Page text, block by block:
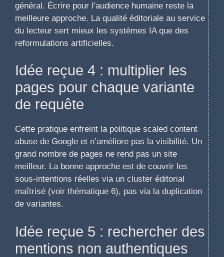
général. Écrire pour l’audience humaine reste la
meilleure approche. La qualité éditoriale au service
du lecteur sert mieux les systèmes IA que des
reformulations artificielles.
Idée reçue 4 : multiplier les
pages pour chaque variante
de requête
Cette pratique enfreint la politique scaled content
abuse de Google et n’améliore pas la visibilité. Un
grand nombre de pages ne rend pas un site
meilleur. La bonne approche est de couvrir les
sous-intentions réelles via un cluster éditorial
maîtrisé (voir thématique 6), pas via la duplication
de variantes.
Idée reçue 5 : rechercher des
mentions non authentiques